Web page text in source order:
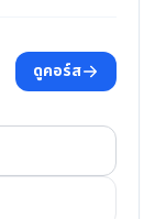
ดูคอร์ส